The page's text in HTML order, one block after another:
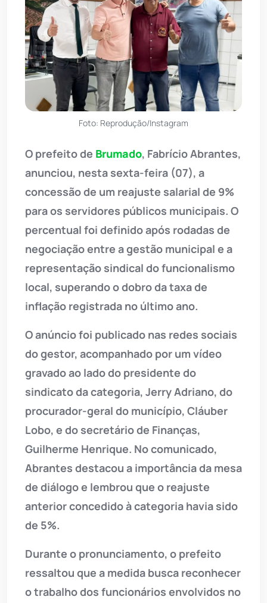
Foto: Reprodução/Instagram
O prefeito de Brumado, Fabrício Abrantes,
anunciou, nesta sexta-feira (07), a
concessão de um reajuste salarial de 9%
para os servidores públicos municipais. O
percentual foi definido após rodadas de
negociação entre a gestão municipal e a
representação sindical do funcionalismo
local, superando o dobro da taxa de
inflação registrada no último ano.
O anúncio foi publicado nas redes sociais
do gestor, acompanhado por um vídeo
gravado ao lado do presidente do
sindicato da categoria, Jerry Adriano, do
procurador-geral do município, Cláuber
Lobo, e do secretário de Finanças,
Guilherme Henrique. No comunicado,
Abrantes destacou a importância da mesa
de diálogo e lembrou que o reajuste
anterior concedido à categoria havia sido
de 5%.
Durante o pronunciamento, o prefeito
ressaltou que a medida busca reconhecer
o trabalho dos funcionários envolvidos no